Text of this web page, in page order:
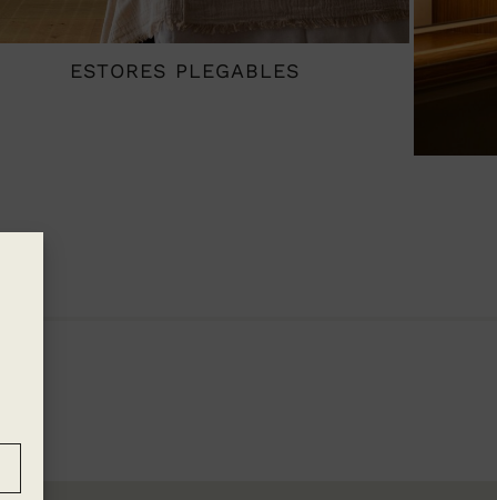
ESTORES PLEGABLES